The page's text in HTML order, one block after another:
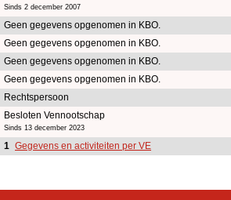
Sinds 2 december 2007
Geen gegevens opgenomen in KBO.
Geen gegevens opgenomen in KBO.
Geen gegevens opgenomen in KBO.
Geen gegevens opgenomen in KBO.
Rechtspersoon
Besloten Vennootschap
Sinds 13 december 2023
1 Gegevens en activiteiten per VE